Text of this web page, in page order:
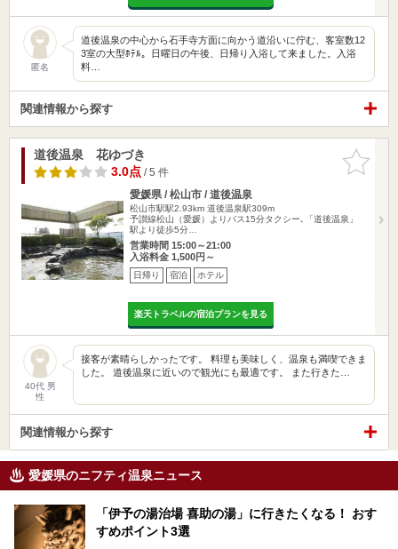
匿名
道後温泉の中心から石手寺方面に向かう道沿いに佇む、客室数12
3室の大型ﾎﾃﾙ。日曜日の午後、日帰り入浴して来ました。入浴
料…
関連情報から探す
お気に入
りに追加
道後温泉 花ゆづき
3.0点/ 5 件
愛媛県 / 松山市 / 道後温泉
松山市駅駅2.93km 道後温泉駅309m
予讃線松山（愛媛）よりバス15分タクシー､「道後温泉」
駅より徒歩5分…
営業時間 15:00～21:00
入浴料金 1,500円～
日帰り 宿泊 ホテル
楽天トラベルの宿泊プランを見る
40代 男
性
接客が素晴らしかったです。 料理も美味しく、温泉も満喫できま
した。 道後温泉に近いので観光にも最適です。 また行きた…
関連情報から探す
愛媛県のニフティ温泉ニュース
「伊予の湯治場 喜助の湯」に行きたくなる！ おす
すめポイント3選